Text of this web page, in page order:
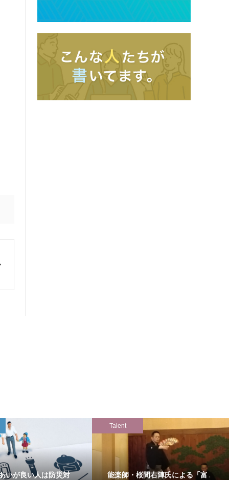
いが良い人は防災対
Talent
能楽師・桜間右陣氏による「富